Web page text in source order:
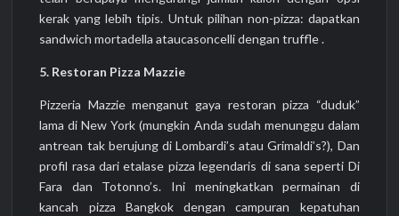
kerak yang lebih tipis. Untuk pilihan non-pizza: dapatkan
sandwich mortadella ataucasoncelli dengan truffle .
5. Restoran Pizza Mazzie
Pizzeria Mazzie menganut gaya restoran pizza “duduk”
lama di New York (mungkin Anda sudah menunggu dalam
antrean tak berujung di Lombardi’s atau Grimaldi’s?), Dan
profil rasa dari etalase pizza legendaris di sana seperti Di
Fara dan Totonno’s. Ini meningkatkan permainan di
kancah pizza Bangkok dengan campuran kepatuhan